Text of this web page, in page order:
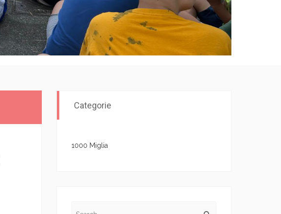
Categorie
1000 Miglia